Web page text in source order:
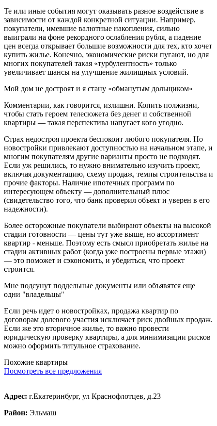
Те или иные события могут оказывать разное воздействие в
зависимости от каждой конкретной ситуации. Например,
покупатели, имевшие валютные накопления, сильно
выиграли на фоне рекордного ослабления рубля, а падение
цен всегда открывает большие возможности для тех, кто хочет
купить жилье. Конечно, экономические риски пугают, но для
многих покупателей такая «турбулентность» только
увеличивает шансы на улучшение жилищных условий.
Мой дом не достроят и я стану «обманутым дольщиком»
Комментарии, как говорится, излишни. Копить полжизни,
чтобы стать героем телесюжета без денег и собственной
квартиры — такая перспектива напугает кого угодно.
Страх недостроя проекта беспокоит любого покупателя. Но
новостройки привлекают доступностью на начальном этапе, и
многим покупателям другие варианты просто не подходят.
Если уж решились, то нужно внимательно изучить проект,
включая документацию, схему продаж, темпы строительства и
прочие факторы. Наличие ипотечных программ по
интересующем объекту — дополнительный плюс
(свидетельство того, что банк проверил объект и уверен в его
надежности).
Более осторожные покупатели выбирают объекты на высокой
стадии готовности — цены тут уже выше, но ассортимент
квартир - меньше. Поэтому есть смысл приобретать жилье на
стадии активных работ (когда уже построены первые этажи)
— это поможет и сэкономить, и убедиться, что проект
строится.
Мне подсунут поддельные документы или объявятся еще
одни "владельцы"
Если речь идет о новостройках, продажа квартир по
договорам долевого участия исключает риск двойных продаж.
Если же это вторичное жилье, то важно провести
юридическую проверку квартиры, а для минимизации рисков
можно оформить титульное страхование.
Похожие квартиры
Посмотреть все предложения
Адрес: г.Екатеринбург, ул Краснофлотцев, д.23
Район: Эльмаш